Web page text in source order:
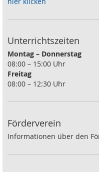
Unterrichtszeiten
Montag – Donnerstag
08:00 – 15:00 Uhr
Freitag
08:00 – 12:30 Uhr
Förderverein
Informationen über den